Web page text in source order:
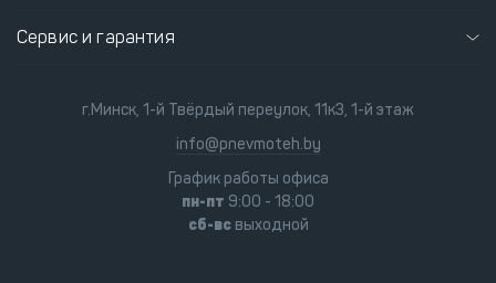
Сервис и гарантия
г.Минск, 1-й Твёрдый переулок, 11к3, 1-й этаж
info@pnevmoteh.by
График работы офиса
пн-пт 9:00 - 18:00
сб-всвыходной